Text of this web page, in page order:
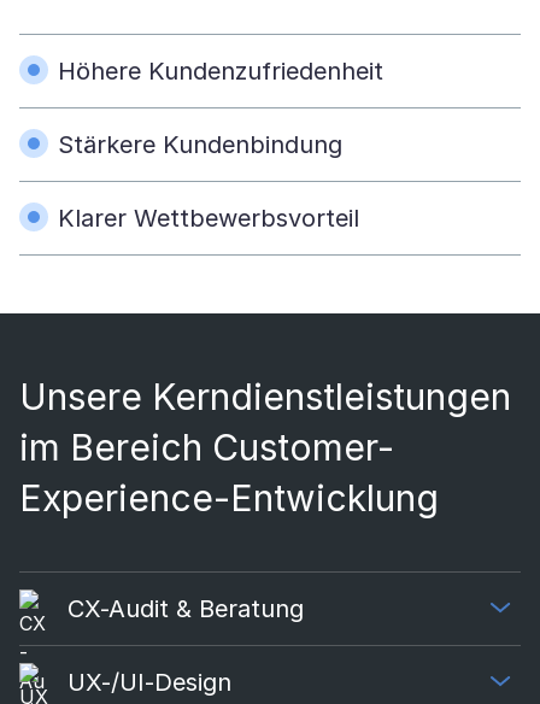
Höhere Kundenzufriedenheit
Stärkere Kundenbindung
Klarer Wettbewerbsvorteil
Unsere Kerndienstleistungen
im Bereich Customer-
Experience-Entwicklung
CX-Audit & Beratung
UX-/UI-Design